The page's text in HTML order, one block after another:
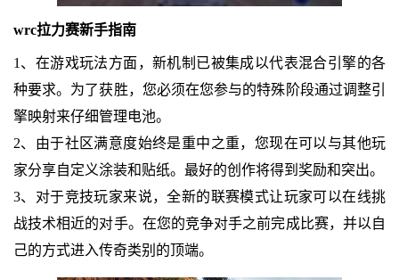
wrc拉力赛新手指南
1、在游戏玩法方面，新机制已被集成以代表混合引擎的各
种要求。为了获胜，您必须在您参与的特殊阶段通过调整引
擎映射来仔细管理电池。
2、由于社区满意度始终是重中之重，您现在可以与其他玩
家分享自定义涂装和贴纸。最好的创作将得到奖励和突出。
3、对于竞技玩家来说，全新的联赛模式让玩家可以在线挑
战技术相近的对手。在您的竞争对手之前完成比赛，并以自
己的方式进入传奇类别的顶端。